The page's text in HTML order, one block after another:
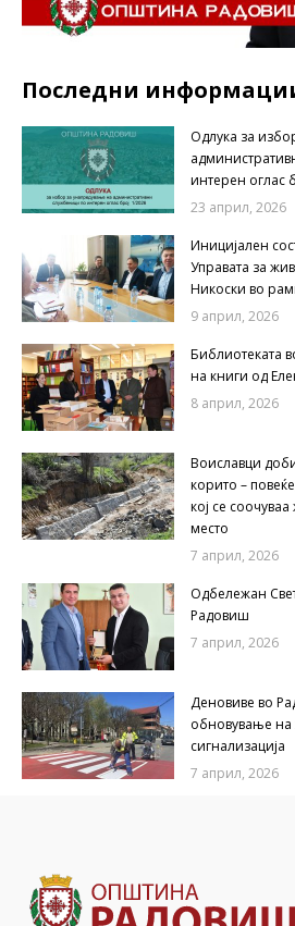
Последни
Одлука за
интерен оглас
23 април, 2026
Иницијален
Управата за
Никоски во
9 април, 2026
Библиотеката
на книги од
8 април, 2026
Воиславци
корито –
кој се
место
7 април, 2026
Одбележан
Радовиш
7 април, 2026
Деновиве во
обновување на
сигнализација
7 април, 2026